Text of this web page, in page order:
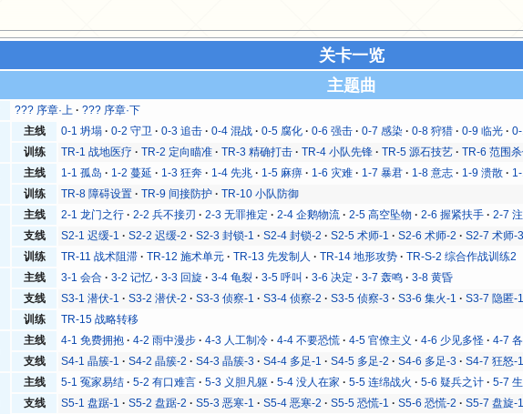
关卡一览
主题曲
??? 序章·上 ??? 序章·下
主线 0-1 坍塌 0-2 守卫 0-3 追击 0-4 混战 0-5 腐化 0-6 强击 0-7 感染 0-8 狩猎 0-9 临光
训练
TR-1 战地医疗 TR-2 定向瞄准 TR-3 精确打击 TR-4 小队先锋 TR-5 源石技艺 TR-6 范围
主线 1-1 孤岛 1-2 蔓延 1-3 狂奔 1-4 先兆 1-5 麻痹 1-6 灾难 1-7 暴君 1-8 意志 1-9 溃散
训练
TR-8 障碍设置 TR-9 间接防护 TR-10 小队防御
主线 2-1 龙门之行 2-2 兵不接刃 2-3 无罪推定 2-4 企鹅物流 2-5 高空坠物 2-6 握紧扶手
2-7
支线
S2-1 迟缓-1 S2-2 迟缓-2 S2-3 封锁-1 S2-4 封锁-2 S2-5 术师-1 S2-6 术师-2
S2-7 术师-
训练
TR-11 战术阻滞 TR-12 施术单元 TR-13 先发制人 TR-14 地形攻势 TR-S-2 综合作战训练2
主线 3-1 会合 3-2 记忆 3-3 回旋 3-4 龟裂 3-5 呼叫 3-6 决定 3-7 轰鸣
3-8 黄昏
支线
S3-1 潜伏-1 S3-2 潜伏-2 S3-3 侦察-1 S3-4 侦察-2 S3-5 侦察-3 S3-6 集火-1
S3-7 隐匿-
训练
TR-15 战略转移
主线 4-1 免费拥抱 4-2 雨中漫步 4-3 人工制冷 4-4 不要恐慌 4-5 官僚主义 4-6 少见多怪
4-7
支线
S4-1 晶簇-1 S4-2 晶簇-2 S4-3 晶簇-3 S4-4 多足-1 S4-5 多足-2 S4-6 多足-3 S4-7 狂怒-
主线 5-1 冤家易结 5-2 有口难言 5-3 义胆凡躯 5-4 没人在家 5-5 连绵战火 5-6 疑兵之计
5-7
支线
S5-1 盘踞-1 S5-2 盘踞-2 S5-3 恶寒-1 S5-4 恶寒-2 S5-5 恐慌-1 S5-6 恐慌-2
S5-7 盘旋-